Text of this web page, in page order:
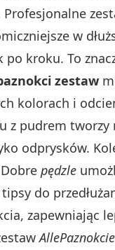
w
po kroku. To
zestaw
kolorach i
z pudrem
odprysków.
pędzle
do
zapewniając
AllePaznokcie